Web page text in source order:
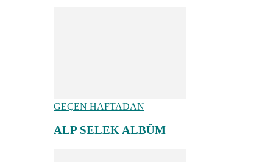
GEÇEN HAFTADAN
ALP SELEK ALBÜM